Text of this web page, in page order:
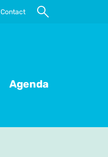
Agenda
Contact
Naar